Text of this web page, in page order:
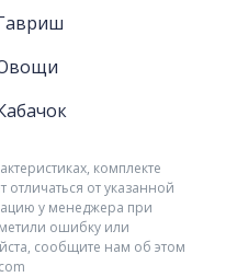
комплекте
от указанной
у менеджера при
ошибку или
сообщите нам об этом